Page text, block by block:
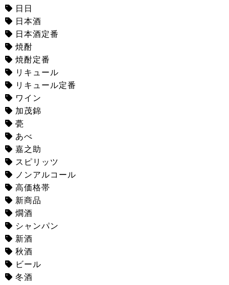
日日
日本酒
日本酒定番
焼酎
焼酎定番
リキュール
リキュール定番
ワイン
加茂錦
甍
あべ
嘉之助
スピリッツ
ノンアルコール
高価格帯
新商品
燗酒
シャンパン
新酒
秋酒
ビール
冬酒